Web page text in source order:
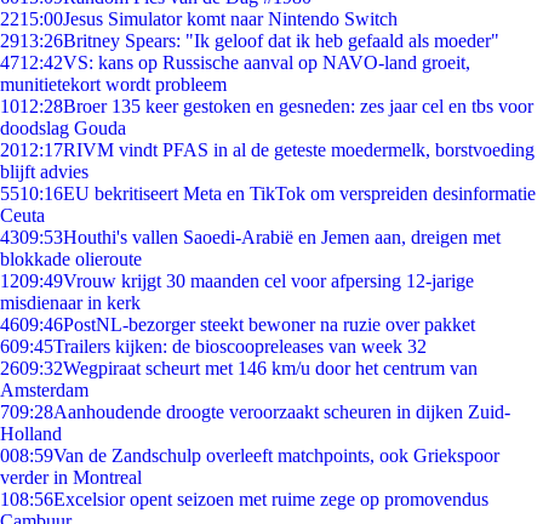
2215:00Jesus Simulator komt naar Nintendo Switch
2913:26Britney Spears: "Ik geloof dat ik heb gefaald als moeder"
4712:42VS: kans op Russische aanval op NAVO-land groeit,
munitietekort wordt probleem
1012:28Broer 135 keer gestoken en gesneden: zes jaar cel en tbs voor
doodslag Gouda
2012:17RIVM vindt PFAS in al de geteste moedermelk, borstvoeding
blijft advies
5510:16EU bekritiseert Meta en TikTok om verspreiden desinformatie
Ceuta
4309:53Houthi's vallen Saoedi-Arabië en Jemen aan, dreigen met
blokkade olieroute
1209:49Vrouw krijgt 30 maanden cel voor afpersing 12-jarige
misdienaar in kerk
4609:46PostNL-bezorger steekt bewoner na ruzie over pakket
609:45Trailers kijken: de bioscoopreleases van week 32
2609:32Wegpiraat scheurt met 146 km/u door het centrum van
Amsterdam
709:28Aanhoudende droogte veroorzaakt scheuren in dijken Zuid-
Holland
008:59Van de Zandschulp overleeft matchpoints, ook Griekspoor
verder in Montreal
108:56Excelsior opent seizoen met ruime zege op promovendus